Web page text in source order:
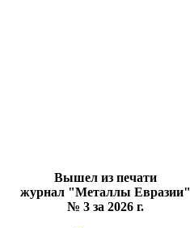
Вышел из печати
журнал "Металлы Евразии"
№ 3 за 2026 г.